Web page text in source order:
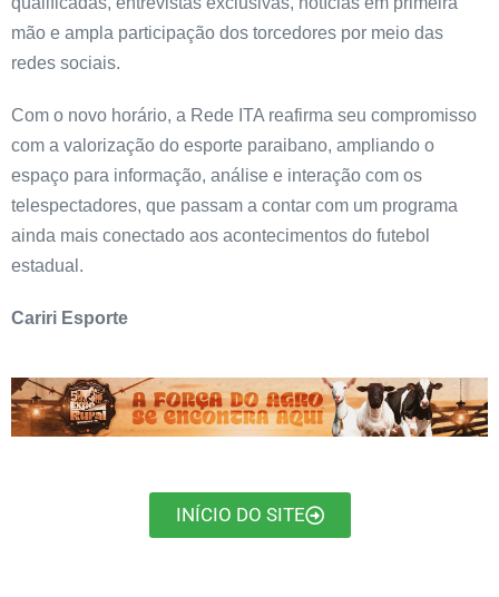
mão e ampla participação dos torcedores por meio das
redes sociais.
Com o novo horário, a Rede ITA reafirma seu compromisso
com a valorização do esporte paraibano, ampliando o
espaço para informação, análise e interação com os
telespectadores, que passam a contar com um programa
ainda mais conectado aos acontecimentos do futebol
estadual.
Cariri Esporte
INÍCIO DO SITE